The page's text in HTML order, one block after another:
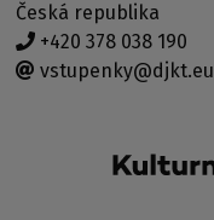
Česká republika
+420 378 038 190
vstupenky@djkt.eu